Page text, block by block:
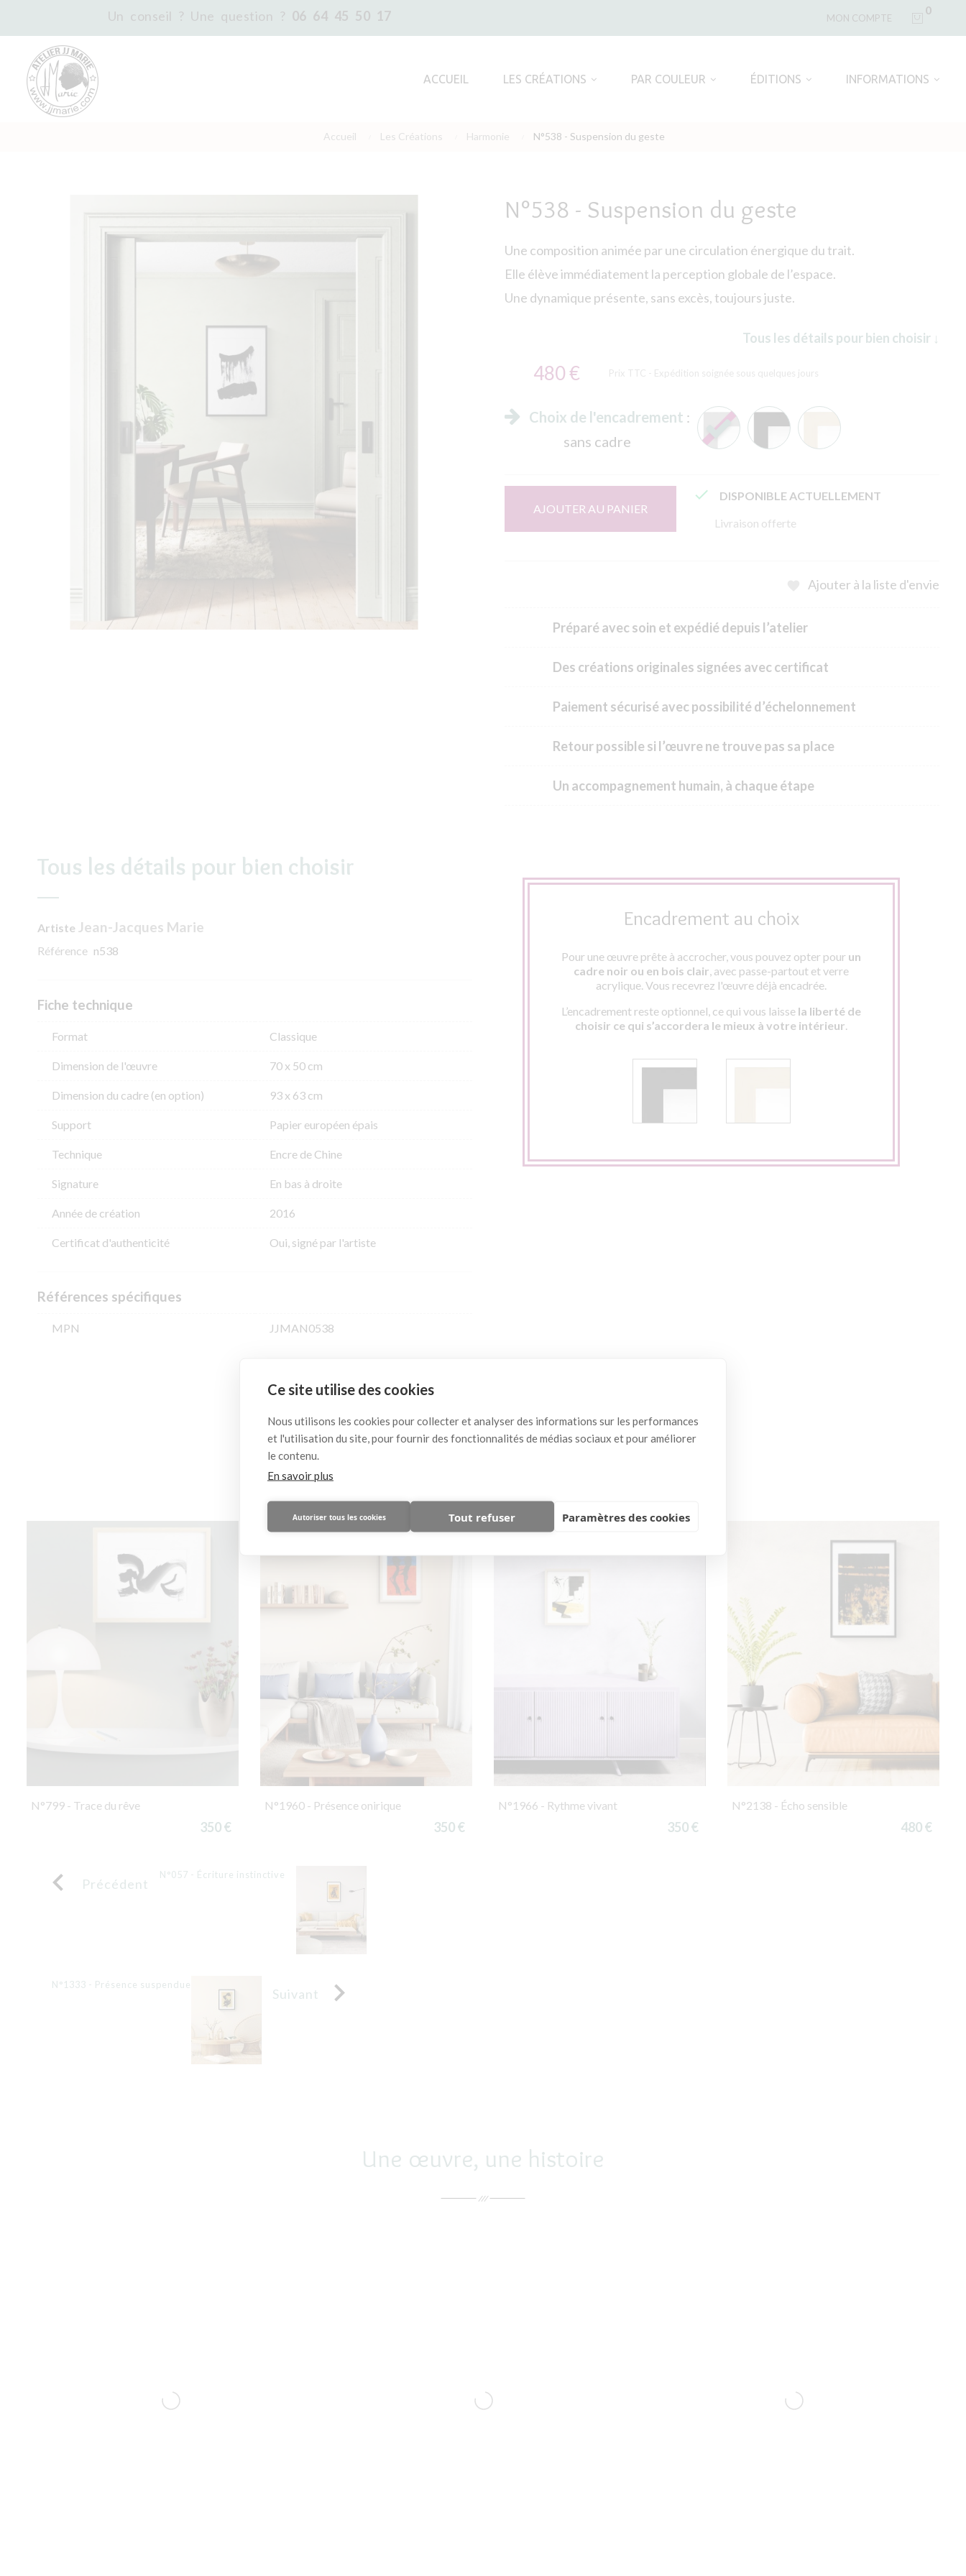
Ce site utilise des cookies
Nous utilisons les cookies pour collecter et analyser des informations sur les performances
et l'utilisation du site, pour fournir des fonctionnalités de médias sociaux et pour améliorer
le contenu.
En savoir plus
Autoriser tous les cookies Tout refuser Paramètres des cookies
Un conseil ? Une question ? 06 64 45 50 17 MON COMPTE
0
ACCUEIL LES CRÉATIONS PAR COULEUR ÉDITIONS INFORMATIONS
Accueil Les Créations Harmonie N°538 - Suspension du geste
N°538 - Suspension du geste
Une composition animée par une circulation énergique du trait.
Elle élève immédiatement la perception globale de l’espace.
Une dynamique présente, sans excès, toujours juste.
Tous les détails pour bien choisir ↓
480 € Prix TTC - Expédition soignée sous quelques jours
Choix de l'encadrement :
sans cadre
AJOUTER AU PANIER
 DISPONIBLE ACTUELLEMENT
Livraison offerte
Ajouter à la liste d'envie
Préparé avec soin et expédié depuis l’atelier
Des créations originales signées avec certificat
Paiement sécurisé avec possibilité d’échelonnement
Retour possible si l’œuvre ne trouve pas sa place
Un accompagnement humain, à chaque étape
Tous les détails pour bien choisir
Artiste Jean-Jacques Marie
Référence n538
Fiche technique
Format Classique
Dimension de l'​œuvre 70 x 50 cm
Dimension du cadre (en option) 93 x 63 cm
Support Papier européen épais
Technique Encre de Chine
Signature En bas à droite
Année de création 2016
Certificat d'authenticité Oui, signé par l'artiste
Références spécifiques
MPN JJMAN0538
Encadrement au choix
Pour une œuvre prête à accrocher, vous pouvez opter pour un
cadre noir ou en bois clair, avec passe-partout et verre
acrylique. Vous recevrez l'œuvre déjà encadrée.
L’encadrement reste optionnel, ce qui vous laisse la liberté de
choisir ce qui s’accordera le mieux à votre intérieur.
Ceci pourrait vous plaire également
N°799 - Trace du rêve
350 €
N°1960 - Présence onirique
350 €
N°1966 - Rythme vivant
350 €
N°2138 - Écho sensible
480 €
 Précédent
N°057 - Écriture instinctive
Suivant 
N°1333 - Présence suspendue
Une œuvre, une histoire